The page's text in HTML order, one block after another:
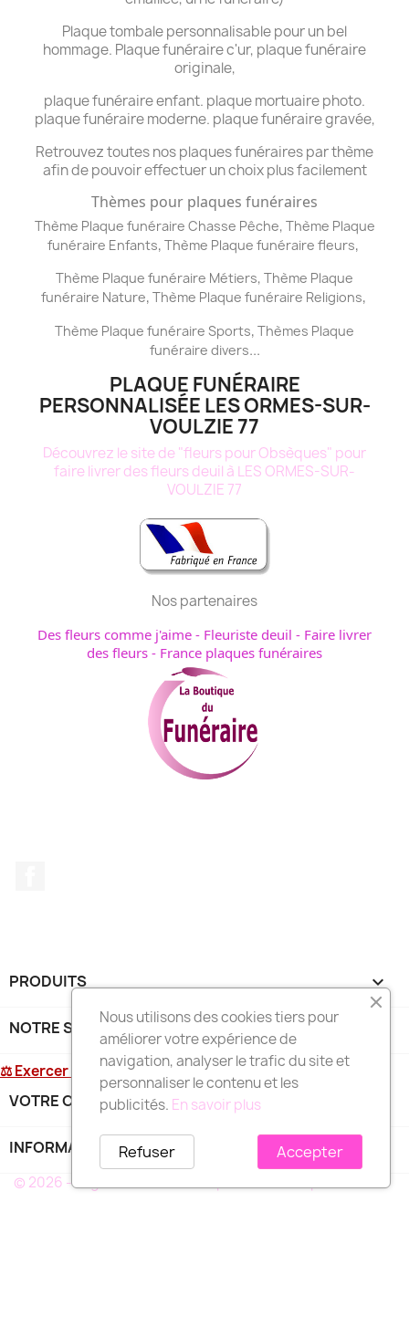
Plaque tombale personnalisable pour un bel
hommage. Plaque funéraire c'ur, plaque funéraire
originale,
plaque funéraire enfant. plaque mortuaire photo.
plaque funéraire moderne. plaque funéraire gravée,
Retrouvez toutes nos plaques funéraires par thème
afin de pouvoir effectuer un choix plus facilement
Thèmes pour plaques funéraires
Thème Plaque funéraire Chasse Pêche, Thème Plaque
funéraire Enfants, Thème Plaque funéraire fleurs,
Thème Plaque funéraire Métiers, Thème Plaque
funéraire Nature, Thème Plaque funéraire Religions,
Thème Plaque funéraire Sports, Thèmes Plaque
funéraire divers...
PLAQUE FUNÉRAIRE
PERSONNALISÉE LES ORMES-SUR-
VOULZIE 77
Découvrez le site de "fleurs pour Obsèques" pour
faire livrer des fleurs deuil à LES ORMES-SUR-
VOULZIE 77
Nos partenaires
Des fleurs comme j'aime - Fleuriste deuil - Faire livrer
des fleurs - France plaques funéraires
PRODUITS 
NOTRE SOCIÉTÉ
⚖ Exercer mon droit de rétractation
VOTRE COMPTE
INFORMATIONS
© 2026 - Logiciel e-commerce par PrestaShop™
Nous utilisons des cookies tiers pour
améliorer votre expérience de
navigation, analyser le trafic du site et
personnaliser le contenu et les
publicités. En savoir plus
Accepter
Refuser